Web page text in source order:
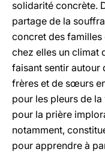
solidarité concrète.
partage de la
concret des familles
chez elles un climat
faisant sentir autour
frères et de sœurs
pour les pleurs de
pour la prière
notamment,
pour apprendre à